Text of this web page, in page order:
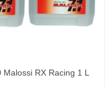
RX Racing 1 L